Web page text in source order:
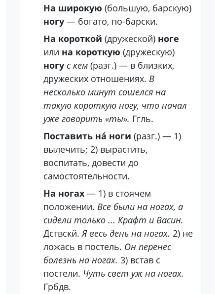
На широкую (большую, барскую)
ногу — богато, по-барски.
На короткой (дружеской) ноге
или на короткую (дружескую)
ногу с кем (разг.) — в близких,
дружеских отношениях. В
несколько минут сошелся на
такую короткую ногу, что начал
уже говорить «ты». Ггль.
Поставить на́ ноги (разг.) — 1)
вылечить; 2) вырастить,
воспитать, довести до
самостоятельности.
На ногах — 1) в стоячем
положении. Все были на ногах, а
сидели только ... Крафт и Васин.
Дствскй.Я весь день на ногах. 2) не
ложась в постель. Он перенес
болезнь на ногах. 3) встав с
постели. Чуть свет уж на ногах.
Грбдв.